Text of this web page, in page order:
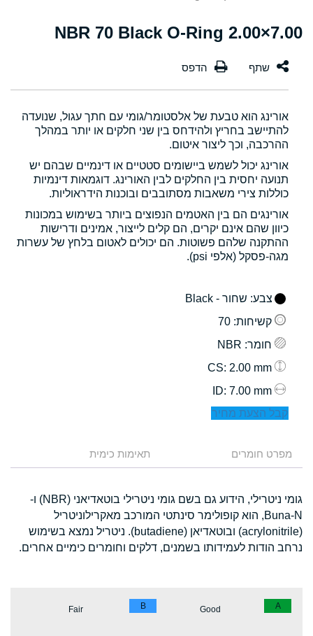
7.00×2.00 NBR 70 Black O-Ring
אורינג הוא טבעת של אלסטומר/גומי עם חתך עגול, שנועדה
להתיישב בחריץ ולהידחס בין שני חלקים או יותר במהלך
ההרכבה, וכך ליצור איטום.
אורינג יכול לשמש ביישומים סטטיים או דינמיים שבהם יש
תנועה יחסית בין החלקים לבין האורינג. דוגמאות דינמיות
כוללות צירי משאבות מסתובבים ובוכנות הידראוליות.
אורינגים הם בין האטמים הנפוצים ביותר בשימוש במכונות
כיוון שהם אינם יקרים, הם קלים לייצור, אמינים ודרישות
ההתקנה שלהם פשוטות. הם יכולים לאטום בלחץ של עשרות
מגה-פסקל (אלפי psi).
צבע: שחור - Black
קשיחות: 70
חומר: NBR
: 2.00 mm
: 7.00 mm
קבל הצעת מחיר
מפרט חומרים תאימות כימית
גומי ניטרילי, הידוע גם בשם גומי ניטרילי בוטאדיאני (NBR) ו-
Buna-N, הוא קופולימר סינתטי המורכב מאקרילוניטריל
(acrylonitrile) ובוטאדיאן (butadiene). ניטריל נמצא בשימוש
נרחב הודות לעמידותו בשמנים, דלקים וחומרים כימיים אחרים.
A
Good
B
Fair